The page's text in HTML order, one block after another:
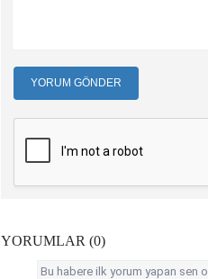
YORUM GÖNDER
YORUMLAR (0)
Bu habere ilk yorum yapan sen ol.